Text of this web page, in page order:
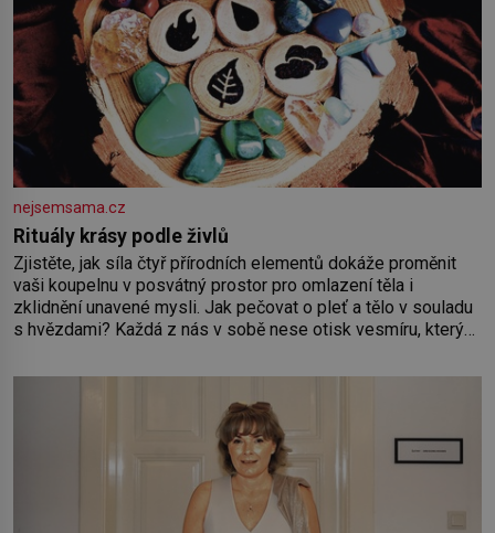
nejsemsama.cz
Rituály krásy podle živlů
Zjistěte, jak síla čtyř přírodních elementů dokáže proměnit
vaši koupelnu v posvátný prostor pro omlazení těla i
zklidnění unavené mysli. Jak pečovat o pleť a tělo v souladu
s hvězdami? Každá z nás v sobě nese otisk vesmíru, který
pokožky. Ohnivá znamení Ženy narozené ve znamení Berana,